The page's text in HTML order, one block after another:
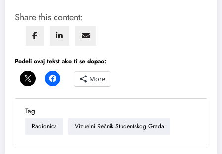
Share this content:
Podeli ovaj tekst ako ti se dopao:
More
Tag
Radionica Vizuelni Rečnik Studentskog Grada